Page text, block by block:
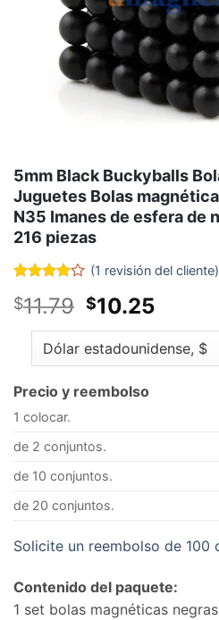
5mm Black Buckyballs
Juguetes Bolas
N35 Imanes de esfera de
216 piezas
4fuera
Residencia
calificación
cliente
(1 revisión del cliente)
$11.79 El
precio
original
era:
$11.79.
$10.25El
actual
es:
Precio y reembolso
1 colocar.
de 2 conjuntos.
de 10 conjuntos.
de 20 conjuntos.
Solicite un reembolso de 100
Contenido del paquete:
1 set bolas magnéticas